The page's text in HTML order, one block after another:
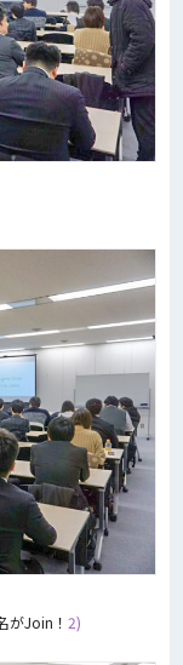
がJoin！ 2)